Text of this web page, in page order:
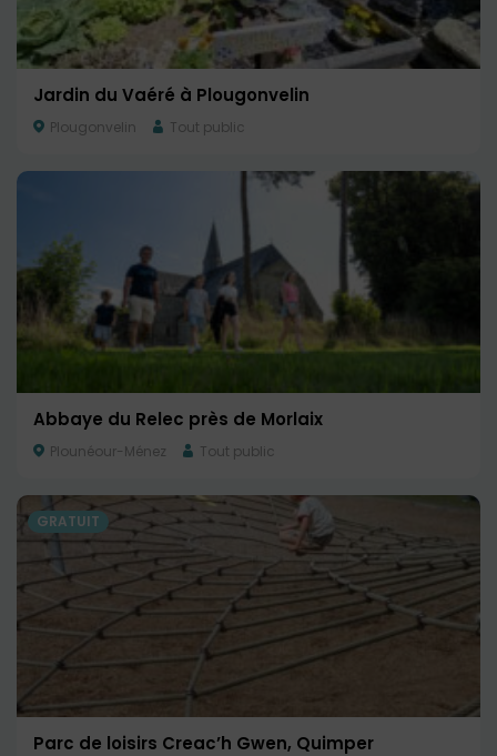
Jardin du Vaéré à Plougonvelin
Plougonvelin Tout public
Abbaye du Relec près de Morlaix
Plounéour-Ménez Tout public
Parc de loisirs Creac’h Gwen, Quimper
GRATUIT